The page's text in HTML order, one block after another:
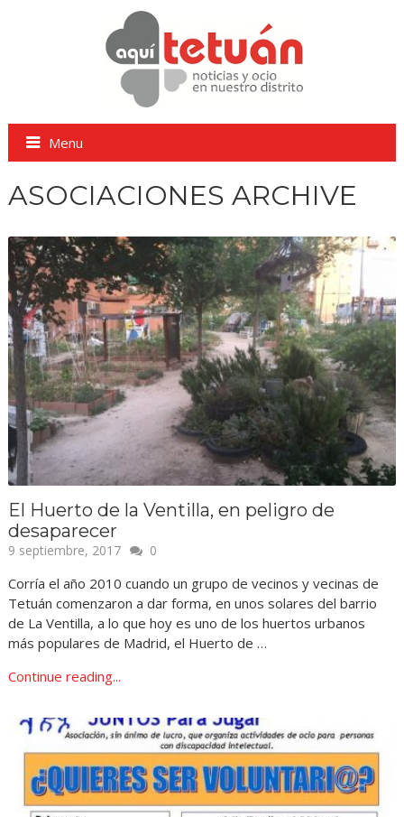
Menu
ASOCIACIONES ARCHIVE
El Huerto de la Ventilla, en peligro de
desaparecer
9 septiembre, 2017 0
Corría el año 2010 cuando un grupo de vecinos y vecinas de
Tetuán comenzaron a dar forma, en unos solares del barrio
de La Ventilla, a lo que hoy es uno de los huertos urbanos
más populares de Madrid, el Huerto de …
Continue reading...